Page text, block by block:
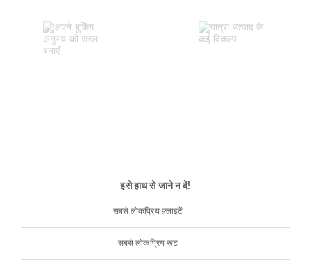
इसे हाथ से जाने न दें!
सबसे लोकप्रिय फ़्लाइटें
सबसे लोकप्रिय रूट